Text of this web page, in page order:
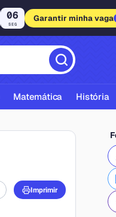
05
SEG
Garantir minha vaga
Matemática História
Imprimir